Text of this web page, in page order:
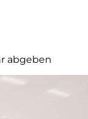
abgeben